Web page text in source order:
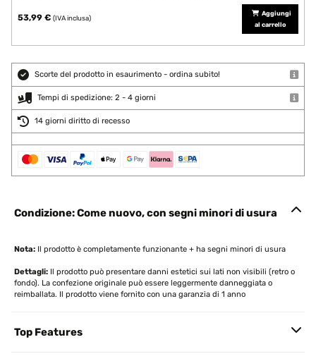
53,99 € (IVA inclusa)
Aggiungi
al carrello
Scorte del prodotto in esaurimento - ordina subito!
Tempi di spedizione: 2 - 4 giorni
14 giorni diritto di recesso
Condizione: Come nuovo, con segni minori di usura
Nota: Il prodotto è completamente funzionante + ha segni minori di usura
Dettagli: Il prodotto può presentare danni estetici sui lati non visibili (retro o
fondo). La confezione originale può essere leggermente danneggiata o
reimballata. Il prodotto viene fornito con una garanzia di 1 anno
Top Features